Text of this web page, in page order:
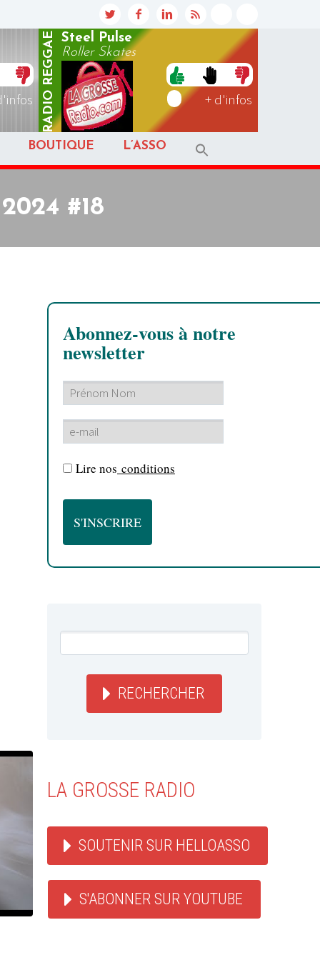
RADIO
REGGAE
Steel Pulse
Roller Skates
+ d'infos
BOUTIQUE L’ASSO
#18
Abonnez-vous à notre
newsletter
Lire nos conditions
RECHERCHER
LA GROSSE RADIO
SOUTENIR SUR HELLOASSO
S'ABONNER SUR YOUTUBE